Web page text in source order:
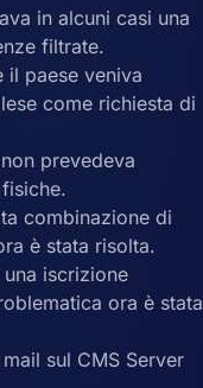
in alcuni casi una
filtrate.
il paese veniva
come richiesta di
prevedeva
combinazione di
è stata risolta.
una iscrizione
ora è stata
sul CMS Server